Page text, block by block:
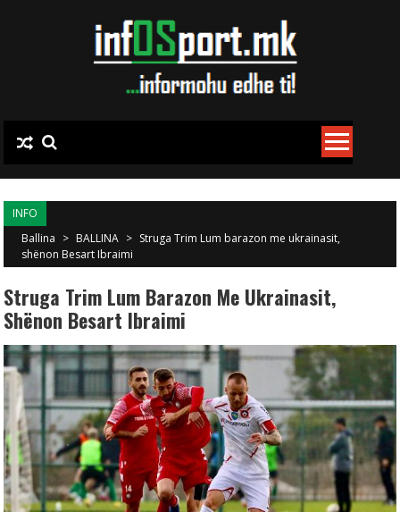
INFO
Ballina > BALLINA > Struga Trim Lum barazon me ukrainasit,
shënon Besart Ibraimi
Struga Trim Lum Barazon Me Ukrainasit,
Shënon Besart Ibraimi